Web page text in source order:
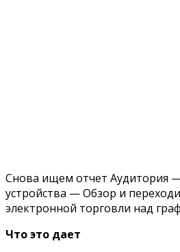
Снова ищем отчет Аудитория
устройства — Обзор и
электронной торговли над
Что это дает